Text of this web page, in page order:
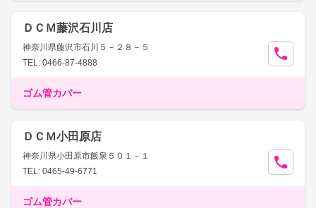
ＤＣＭ藤沢石川店
神奈川県藤沢市石川５－２８－５
TEL: 0466-87-4888
ゴム管カバー
ＤＣＭ小田原店
神奈川県小田原市飯泉５０１－１
TEL: 0465-49-6771
ゴム管カバー